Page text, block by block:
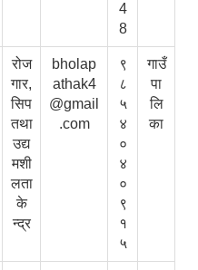
4
8
रोज
गार,
सिप
तथा
उद्य
मशी
लता
के
न्द्र
bholap
athak4
@gmail
.com
९
८
५
४
०
४
०
९
१
५
गाउँ
पा
लि
का